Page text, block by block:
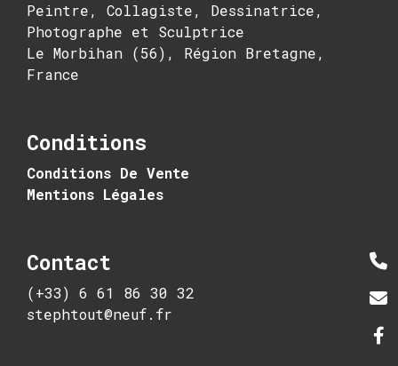
Peintre, Collagiste, Dessinatrice,
Photographe et Sculptrice
Le Morbihan (56), Région Bretagne,
France
Conditions
Conditions De Vente
Mentions Légales
Contact
(+33) 6 61 86 30 32
stephtout@neuf.fr